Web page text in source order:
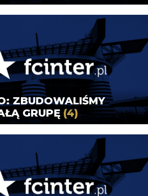
ZBUDOWALIŚMY
GRUPĘ (4)